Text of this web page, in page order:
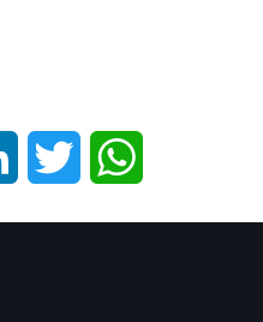
LinkedIn Twitter